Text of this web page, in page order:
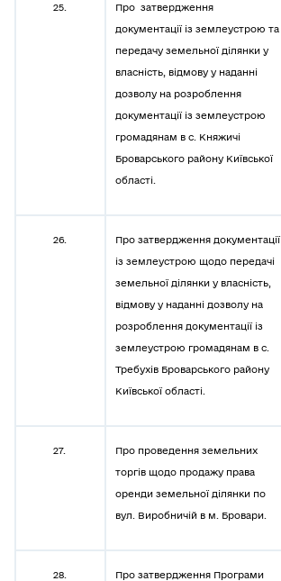
25.
Про затвердження
документації із землеустрою та
передачу земельної ділянки у
власність, відмову у наданні
дозволу на розроблення
документації із землеустрою
громадянам в с. Княжичі
Броварського району Київської
області.
26.
Про затвердження документації
із землеустрою щодо передачі
земельної ділянки у власність,
відмову у наданні дозволу на
розроблення документації із
землеустрою громадянам в с.
Требухів Броварського району
Київської області.
27.
Про проведення земельних
торгів щодо продажу права
оренди земельної ділянки по
вул. Виробничій в м. Бровари.
28.
Про затвердження Програми